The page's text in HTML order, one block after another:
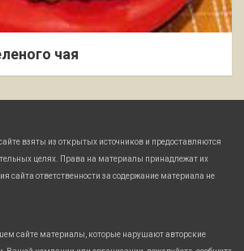
чая
взяты из открытых источников и предоставляются
целях. Права на материалы принадлежат их
сайта ответственности за содержание материала не
сайте материалы, которые нарушают авторские